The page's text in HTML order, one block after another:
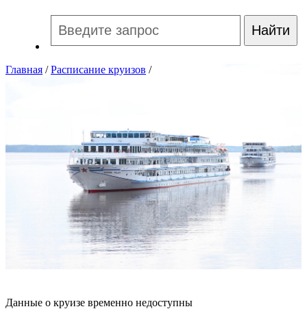
Главная /Расписание круизов /
Данные о круизе временно недоступны